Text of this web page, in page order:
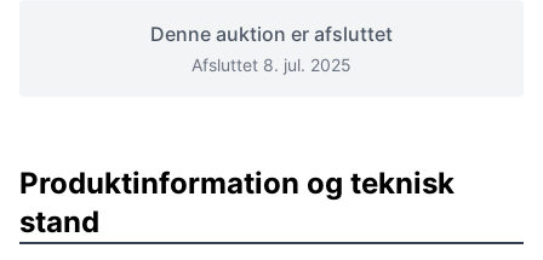
Denne auktion er afsluttet
Afsluttet 8. jul. 2025
Produktinformation og teknisk
stand